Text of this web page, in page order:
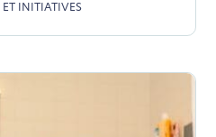
ET INITIATIVES